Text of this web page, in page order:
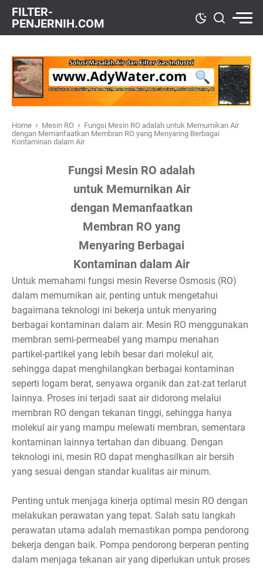
FILTER-
PENJERNIH.COM
Home › Mesin RO › Fungsi Mesin RO adalah untuk Memurnikan Air
dengan Memanfaatkan Membran RO yang Menyaring Berbagai
Kontaminan dalam Air
Fungsi Mesin RO adalah
untuk Memurnikan Air
dengan Memanfaatkan
Membran RO yang
Menyaring Berbagai
Kontaminan dalam Air
Untuk memahami fungsi mesin Reverse Osmosis (RO)
dalam memurnikan air, penting untuk mengetahui
bagaimana teknologi ini bekerja untuk menyaring
berbagai kontaminan dalam air. Mesin RO menggunakan
membran semi-permeabel yang mampu menahan
partikel-partikel yang lebih besar dari molekul air,
sehingga dapat menghilangkan berbagai kontaminan
seperti logam berat, senyawa organik dan zat-zat terlarut
lainnya. Proses ini terjadi saat air didorong melalui
membran RO dengan tekanan tinggi, sehingga hanya
molekul air yang mampu melewati membran, sementara
kontaminan lainnya tertahan dan dibuang. Dengan
teknologi ini, mesin RO dapat menghasilkan air bersih
yang sesuai dengan standar kualitas air minum.
Penting untuk menjaga kinerja optimal mesin RO dengan
melakukan perawatan yang tepat. Salah satu langkah
perawatan utama adalah memastikan pompa pendorong
bekerja dengan baik. Pompa pendorong berperan penting
dalam menjaga tekanan air yang diperlukan untuk proses